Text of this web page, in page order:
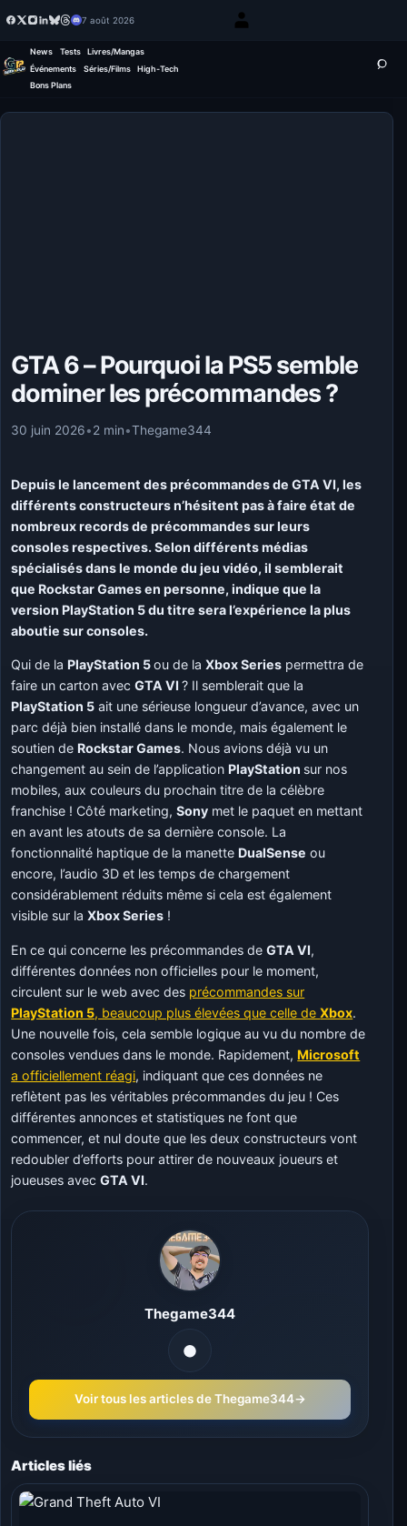
7 août 2026
News Tests
Livres/Mangas
Événements
Séries/Films
High-Tech
Bons Plans
GTA 6 – Pourquoi la PS5 semble
dominer les précommandes ?
30 juin 2026•2 min•Thegame344
Depuis le lancement des précommandes de GTA VI, les
différents constructeurs n’hésitent pas à faire état de
nombreux records de précommandes sur leurs
consoles respectives. Selon différents médias
spécialisés dans le monde du jeu vidéo, il semblerait
que Rockstar Games en personne, indique que la
version PlayStation 5 du titre sera l’expérience la plus
aboutie sur consoles.
Qui de la PlayStation 5ou de laXbox Series permettra de
faire un carton avecGTA VI? Il semblerait que la
PlayStation 5 ait une sérieuse longueur d’avance, avec un
parc déjà bien installé dans le monde, mais également le
soutien de Rockstar Games. Nous avions déjà vu un
changement au sein de l’application PlayStation sur nos
mobiles, aux couleurs du prochain titre de la célèbre
franchise ! Côté marketing,Sony met le paquet en mettant
en avant les atouts de sa dernière console. La
fonctionnalité haptique de la manette DualSense ou
encore, l’audio 3D et les temps de chargement
considérablement réduits même si cela est également
visible sur laXbox Series !
En ce qui concerne les précommandes deGTA VI,
différentes données non officielles pour le moment,
circulent sur le web avec des précommandes sur
PlayStation 5, beaucoup plus élevées que celle deXbox.
Une nouvelle fois, cela semble logique au vu du nombre de
consoles vendues dans le monde. Rapidement,Microsoft
a officiellement réagi, indiquant que ces données ne
reflètent pas les véritables précommandes du jeu ! Ces
différentes annonces et statistiques ne font que
commencer, et nul doute que les deux constructeurs vont
redoubler d’efforts pour attirer de nouveaux joueurs et
joueuses avecGTA VI.
Thegame344
Voir tous les articles de Thegame344→
Articles liés